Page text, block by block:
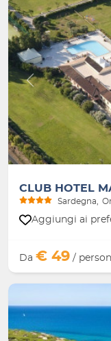
Indietro
CLUB HOTEL
Sardegna
Aggiungi ai
Da € 49 /